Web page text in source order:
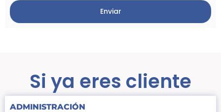
Enviar
Si ya eres cliente
ADMINISTRACIÓN